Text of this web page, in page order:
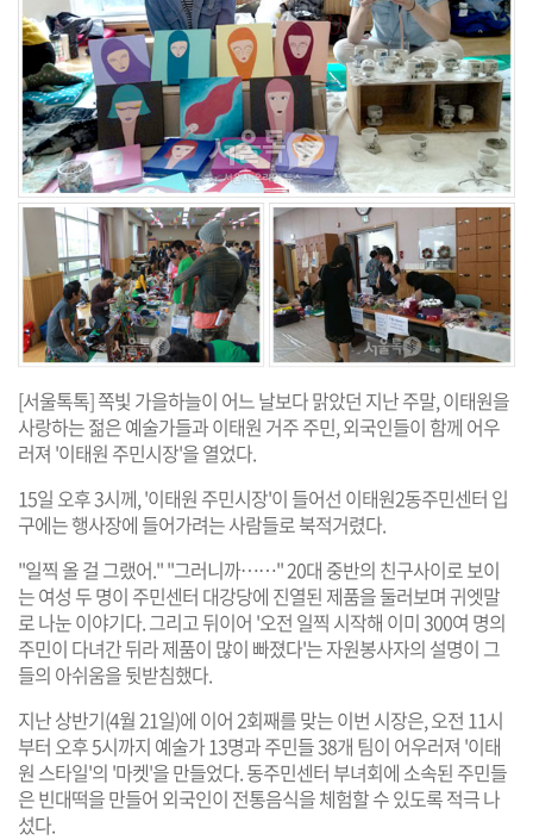
[서울톡톡] 쪽빛 가을하늘이 어느 날보다 맑았던 지난 주말, 이태원을
사랑하는 젊은 예술가들과 이태원 거주 주민, 외국인들이 함께 어우
러져 '이태원 주민시장'을 열었다.
15일 오후 3시께, '이태원 주민시장'이 들어선 이태원2동주민센터 입
구에는 행사장에 들어가려는 사람들로 북적거렸다.
"일찍 올 걸 그랬어." "그러니까……" 20대 중반의 친구사이로 보이
는 여성 두 명이 주민센터 대강당에 진열된 제품을 둘러보며 귀엣말
로 나눈 이야기다. 그리고 뒤이어 '오전 일찍 시작해 이미 300여 명의
주민이 다녀간 뒤라 제품이 많이 빠졌다'는 자원봉사자의 설명이 그
들의 아쉬움을 뒷받침했다.
지난 상반기(4월 21일)에 이어 2회째를 맞는 이번 시장은, 오전 11시
부터 오후 5시까지 예술가 13명과 주민들 38개 팀이 어우러져 '이태
원 스타일'의 '마켓'을 만들었다. 동주민센터 부녀회에 소속된 주민들
은 빈대떡을 만들어 외국인이 전통음식을 체험할 수 있도록 적극 나
섰다.